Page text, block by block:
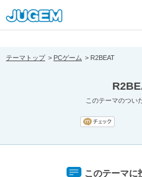
[pear_error: message="Success"
prefix="" info=""]
テーマトップ PCゲーム R2BEAT
このテーマのつい
このテーマに